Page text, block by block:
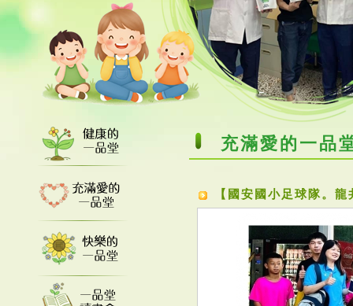
充滿愛的一品
【國安國小足球隊。